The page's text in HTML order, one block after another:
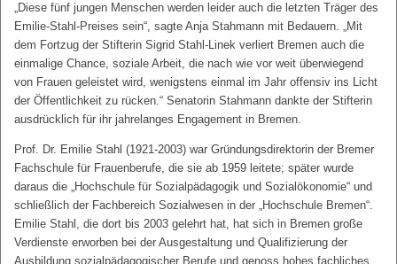
„Diese fünf jungen Menschen werden leider auch die letzten Träger des
Emilie-Stahl-Preises sein“, sagte Anja Stahmann mit Bedauern. „Mit
dem Fortzug der Stifterin Sigrid Stahl-Linek verliert Bremen auch die
einmalige Chance, soziale Arbeit, die nach wie vor weit überwiegend
von Frauen geleistet wird, wenigstens einmal im Jahr offensiv ins Licht
der Öffentlichkeit zu rücken.“ Senatorin Stahmann dankte der Stifterin
ausdrücklich für ihr jahrelanges Engagement in Bremen.
Prof. Dr. Emilie Stahl (1921-2003) war Gründungsdirektorin der Bremer
Fachschule für Frauenberufe, die sie ab 1959 leitete; später wurde
daraus die „Hochschule für Sozialpädagogik und Sozialökonomie“ und
schließlich der Fachbereich Sozialwesen in der „Hochschule Bremen“.
Emilie Stahl, die dort bis 2003 gelehrt hat, hat sich in Bremen große
Verdienste erworben bei der Ausgestaltung und Qualifizierung der
Ausbildung sozialpädagogischer Berufe und genoss hohes fachliches